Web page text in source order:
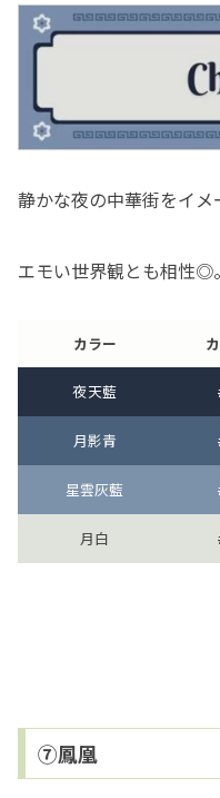
静かな夜の中華街をイメ
エモい世界観とも相性◎。
カラー
夜天藍
月影青
星雲灰藍
月白
⑦鳳凰